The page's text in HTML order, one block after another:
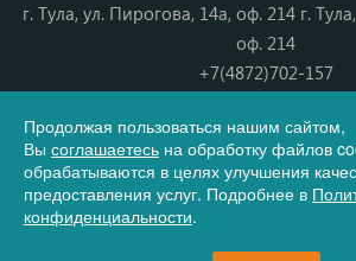
г. Тула, ул. Пирогова, 14а, оф. 214 г.
оф. 214
+7(4872)702-157
8(800) 555-80-87
e-mail:info@dono.su
Продолжая пользоваться нашим сайтом,
Вы соглашаетесь на обработку файлов
обрабатываются в целях улучшения
предоставления услуг. Подробнее в
конфиденциальности.